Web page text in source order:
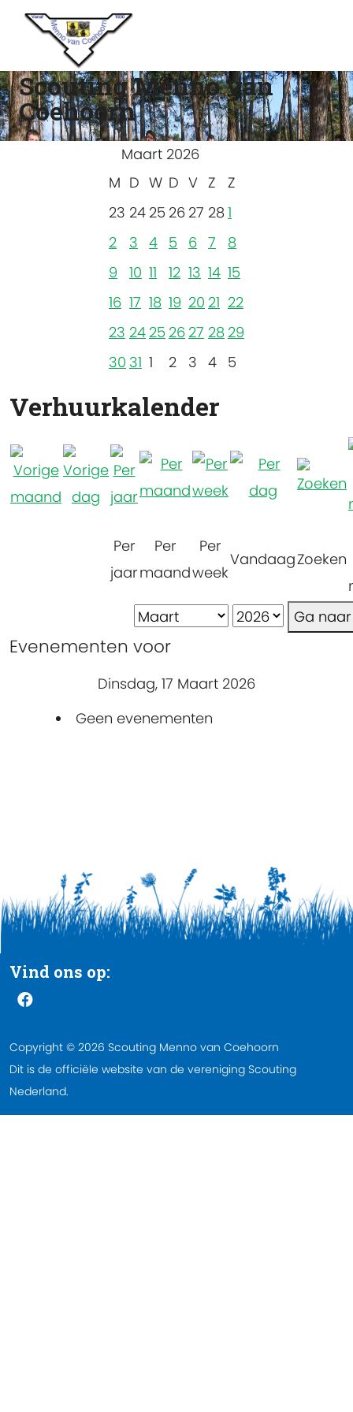
Scouting Menno van
Coehoorn
Maart 2026
M D W D V Z
Z
23 24 25 26 27 281
2
3 4 5 6 7
8
9
10 11 12 13 14 15
16 17 18 19 20 21 22
23 24 25 26 27 28 29
30 31 1 2 3 4 5
Verhuurkalender
Per
jaar
Per
maand
Per
week
VandaagZoeken
Ga
Evenementen voor
Dinsdag, 17 Maart 2026
Geen evenementen
Vind ons op:
Copyright © 2026 Scouting Menno van Coehoorn
Dit is de officiële website van de vereniging Scouting
Nederland.